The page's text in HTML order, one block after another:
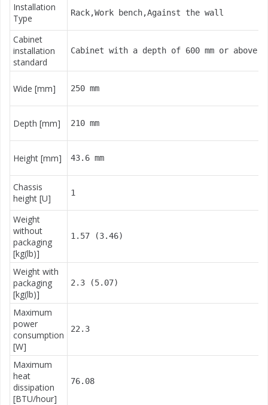
Installation
Type
Rack,Work bench,Against the wall
Cabinet
installation
standard
Cabinet with a depth of 600 mm or above
Wide [mm] 250 mm
Depth [mm] 210 mm
Height [mm] 43.6 mm
Chassis
height [U]
1
Weight
without
packaging
[kg(lb)]
1.57 (3.46)
Weight with
packaging
[kg(lb)]
2.3 (5.07)
Maximum
power
consumption
[W]
22.3
Maximum
heat
dissipation
[BTU/hour]
76.08